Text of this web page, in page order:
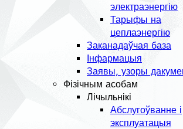
электраэнергію
Тарыфы на
цеплаэнергію
Заканадаўчая база
Інфармацыя
Заявы, узоры
Фізічным асобам
Лічыльнікі
Абслугоўванне і
эксплуатацыя